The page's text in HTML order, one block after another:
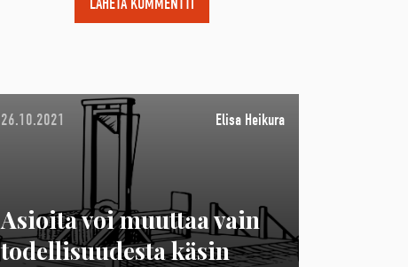
26.10.2021 Elisa Heikura
Asioita voi muuttaa vain
todellisuudesta käsin